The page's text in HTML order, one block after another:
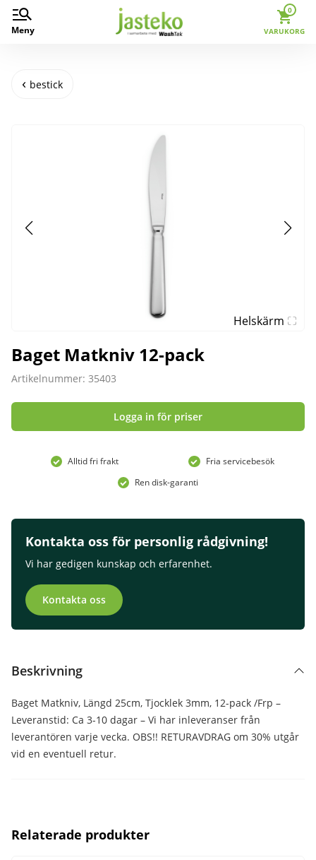
Meny
0
VARUKORG
bestick
Helskärm
Baget Matkniv 12-pack
Artikelnummer: 35403
Logga in för priser
Alltid fri frakt
Fria servicebesök
Ren disk-garanti
Kontakta oss för personlig rådgivning!
Vi har gedigen kunskap och erfarenhet.
Kontakta oss
Beskrivning
Baget Matkniv, Längd 25cm, Tjocklek 3mm, 12-pack /Frp –
Leveranstid: Ca 3-10 dagar – Vi har inleveranser från
leverantören varje vecka. OBS!! RETURAVDRAG om 30% utgår
vid en eventuell retur.
Relaterade produkter